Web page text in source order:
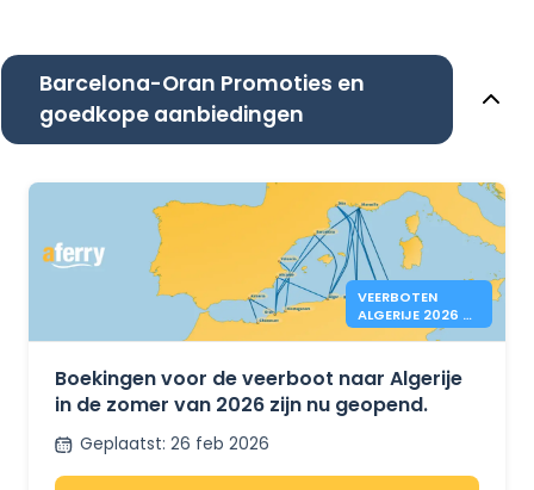
Barcelona-Oran Promoties en
goedkope aanbiedingen
VEERBOTEN
ALGERIJE 2026 –
BOEKINGEN OPEN
Boekingen voor de veerboot naar Algerije
in de zomer van 2026 zijn nu geopend.
Geplaatst: 26 feb 2026